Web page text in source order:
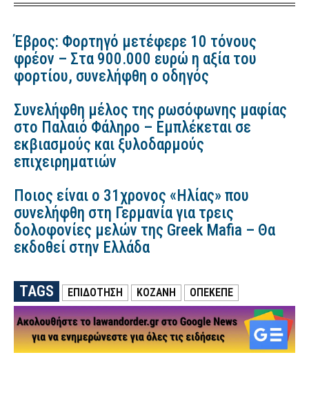
Έβρος: Φορτηγό μετέφερε 10 τόνους
φρέον – Στα 900.000 ευρώ η αξία του
φορτίου, συνελήφθη ο οδηγός
Συνελήφθη μέλος της ρωσόφωνης μαφίας
στο Παλαιό Φάληρο – Εμπλέκεται σε
εκβιασμούς και ξυλοδαρμούς
επιχειρηματιών
Ποιος είναι ο 31χρονος «Ηλίας» που
συνελήφθη στη Γερμανία για τρεις
δολοφονίες μελών της Greek Mafia – Θα
εκδοθεί στην Ελλάδα
TAGS ΕΠΙΔΟΤΗΣΗ ΚΟΖΑΝΗ ΟΠΕΚΕΠΕ